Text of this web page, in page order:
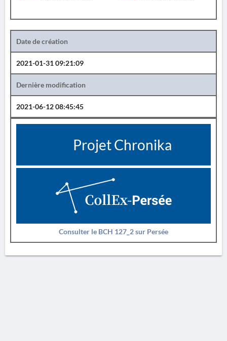
Date de création
2021-01-31 09:21:09
Dernière modification
2021-06-12 08:45:45
Projet Chronika
Consulter le BCH 127_2 sur Persée